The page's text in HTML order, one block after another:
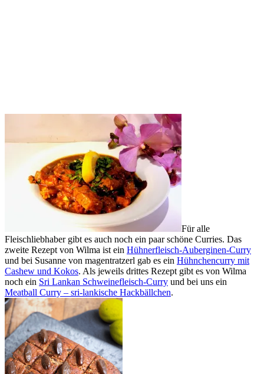
Für alle
Fleischliebhaber gibt es auch noch ein paar schöne Curries. Das
zweite Rezept von Wilma ist ein Hühnerfleisch-Auberginen-Curry
und bei Susanne von magentratzerl gab es ein Hühnchencurry mit
Cashew und Kokos. Als jeweils drittes Rezept gibt es von Wilma
noch ein Sri Lankan Schweinefleisch-Curry und bei uns ein
Meatball Curry – sri-lan­kische Hackbällchen.